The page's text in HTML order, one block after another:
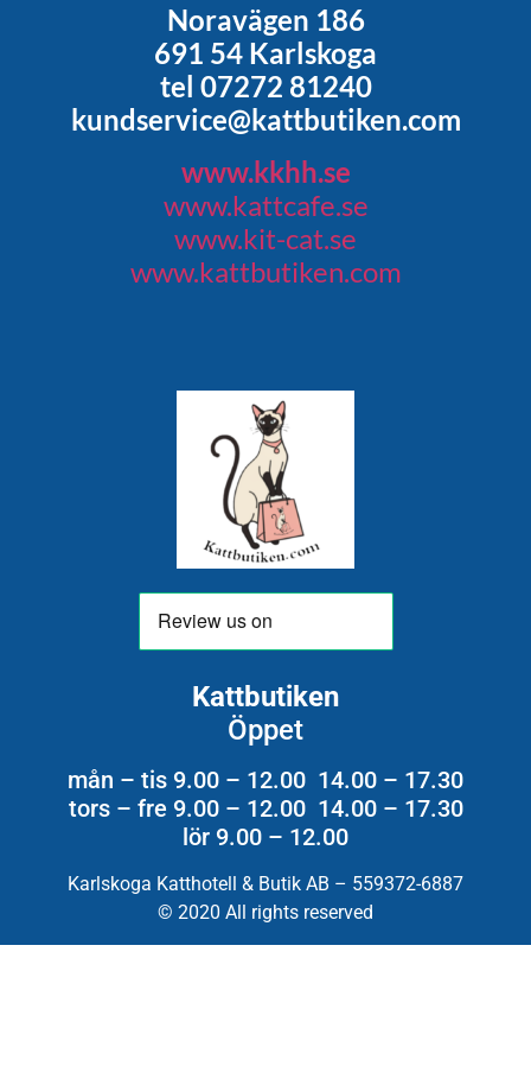
Noravägen 186
691 54 Karlskoga
tel 07272 81240
kundservice@kattbutiken.com
www.kkhh.se
www.kattcafe.se
www.kit-cat.se
www.kattbutiken.com
Kattbutiken
Öppet
mån – tis 9.00 – 12.00 14.00 – 17.30
tors – fre 9.00 – 12.00 14.00 – 17.30
lör 9.00 – 12.00
Karlskoga Katthotell & Butik AB – 559372-6887
© 2020 All rights reserved